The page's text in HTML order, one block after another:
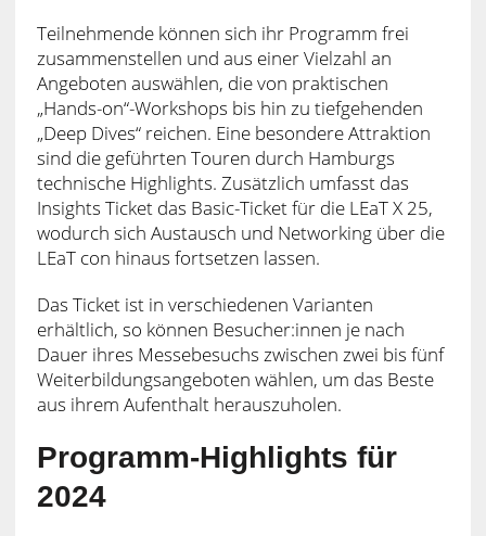
Teilnehmende können sich ihr Programm frei
zusammenstellen und aus einer Vielzahl an
Angeboten auswählen, die von praktischen
„Hands-on“-Workshops bis hin zu tiefgehenden
„Deep Dives“ reichen. Eine besondere Attraktion
sind die geführten Touren durch Hamburgs
technische Highlights. Zusätzlich umfasst das
Insights Ticket das Basic-Ticket für die LEaT X 25,
wodurch sich Austausch und Networking über die
LEaT con hinaus fortsetzen lassen.
Das Ticket ist in verschiedenen Varianten
erhältlich, so können Besucher:innen je nach
Dauer ihres Messebesuchs zwischen zwei bis fünf
Weiterbildungsangeboten wählen, um das Beste
aus ihrem Aufenthalt herauszuholen.
Programm-Highlights für
2024